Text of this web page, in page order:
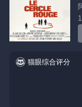
猫眼综合评分